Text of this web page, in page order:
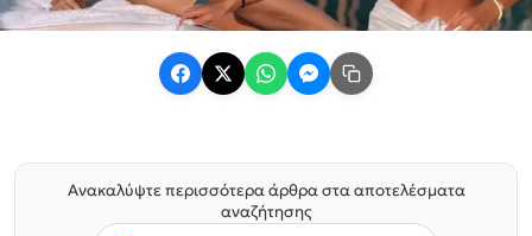
Ανακαλύψτε περισσότερα άρθρα στα αποτελέσματα
αναζήτησης